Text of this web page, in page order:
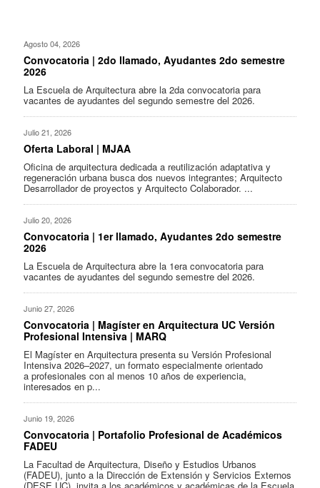
Agosto 04, 2026
Convocatoria | 2do llamado, Ayudantes 2do semestre
2026
La Escuela de Arquitectura abre la 2da convocatoria para
vacantes de ayudantes del segundo semestre del 2026.
Julio 21, 2026
Oferta Laboral | MJAA
Oficina de arquitectura dedicada a reutilización adaptativa y
regeneración urbana busca dos nuevos integrantes; Arquitecto
Desarrollador de proyectos y Arquitecto Colaborador. ...
Julio 20, 2026
Convocatoria | 1er llamado, Ayudantes 2do semestre
2026
La Escuela de Arquitectura abre la 1era convocatoria para
vacantes de ayudantes del segundo semestre del 2026.
Junio 27, 2026
Convocatoria | Magíster en Arquitectura UC Versión
Profesional Intensiva | MARQ
El Magíster en Arquitectura presenta su Versión Profesional
Intensiva 2026–2027, un formato especialmente orientado
a profesionales con al menos 10 años de experiencia,
interesados en p...
Junio 19, 2026
Convocatoria | Portafolio Profesional de Académicos
FADEU
La Facultad de Arquitectura, Diseño y Estudios Urbanos
(FADEU), junto a la Dirección de Extensión y Servicios Externos
(DESE UC), invita a los académicos y académicas de la Escuela